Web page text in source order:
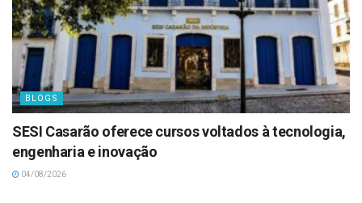
BLOGS
SESI Casarão oferece cursos voltados à tecnologia,
engenharia e inovação
04/08/2026